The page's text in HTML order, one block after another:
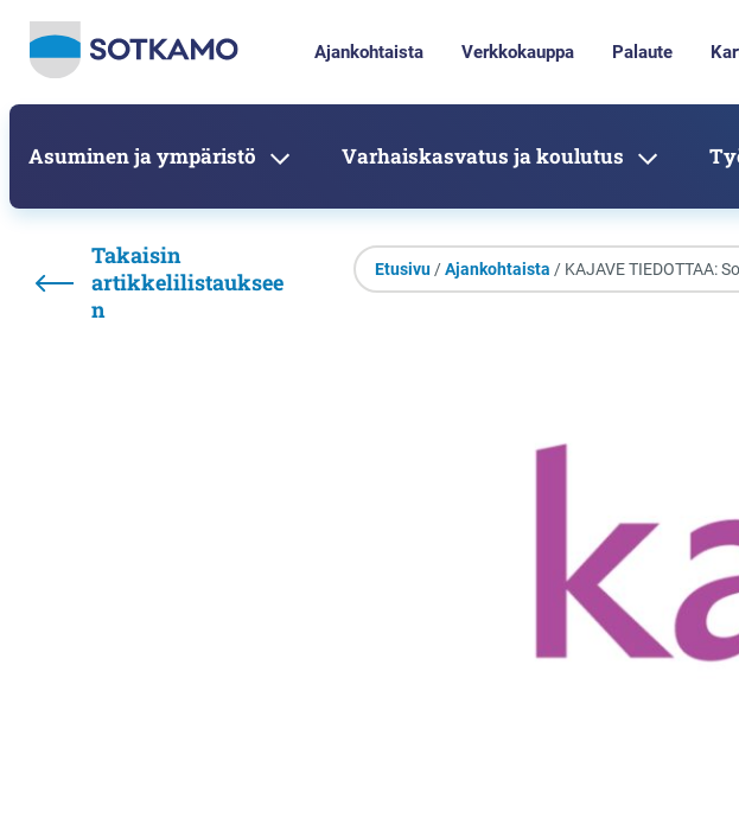
Ajankohtaista Verkkokauppa Palaute
Asuminen ja ympäristö Varhaiskasvatus ja koulutus
Takaisin
artikkelilistauksee
n
Etusivu/Ajankohtaista / KAJAVE TIEDOTTAA: